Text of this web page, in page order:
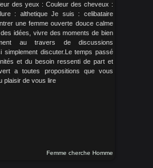
des yeux : Couleur des cheveux :
: althetique Je suis : celibataire
une femme ouverte douce calme
idées, vivre des moments de bien
au travers de discussions
simplement discuter.Le temps passé
et du besoin ressenti de part et
a toutes propositions que vous
plaisir de vous lire
Femme cherche Homme